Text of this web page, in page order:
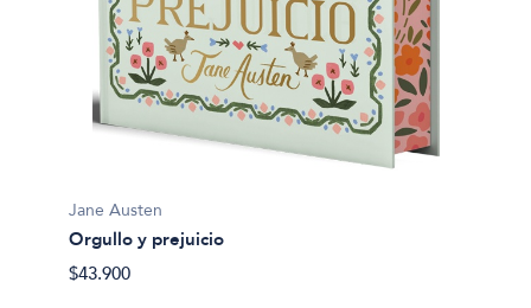
Jane Austen
Orgullo y prejuicio
$43.900